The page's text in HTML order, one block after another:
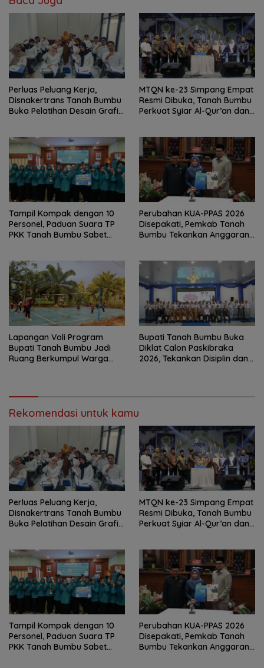
Perluas Peluang Kerja,
Disnakertrans Tanah Bumbu
Buka Pelatihan Desain Grafis
MTQN ke-23 Simpang Empat
Resmi Dibuka, Tanah Bumbu
Perkuat Syiar Al-Qur’an dan
Tampil Kompak dengan 10
Personel, Paduan Suara TP
PKK Tanah Bumbu Sabet
Perubahan KUA-PPAS 2026
Disepakati, Pemkab Tanah
Bumbu Tekankan Anggaran
Lapangan Voli Program
Bupati Tanah Bumbu Jadi
Ruang Berkumpul Warga
Bupati Tanah Bumbu Buka
Diklat Calon Paskibraka
2026, Tekankan Disiplin dan
Rekomendasi untuk kamu
Perluas Peluang Kerja,
Disnakertrans Tanah Bumbu
Buka Pelatihan Desain Grafis
MTQN ke-23 Simpang Empat
Resmi Dibuka, Tanah Bumbu
Perkuat Syiar Al-Qur’an dan
Tampil Kompak dengan 10
Personel, Paduan Suara TP
PKK Tanah Bumbu Sabet
Perubahan KUA-PPAS 2026
Disepakati, Pemkab Tanah
Bumbu Tekankan Anggaran